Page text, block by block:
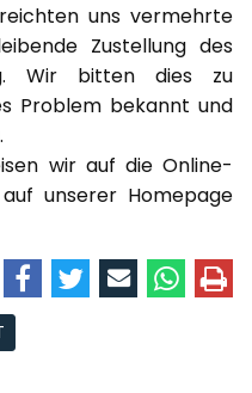
uns vermehrte
Zustellung des
Wir bitten dies zu
Problem bekannt und
wir auf die Online-
unserer Homepage